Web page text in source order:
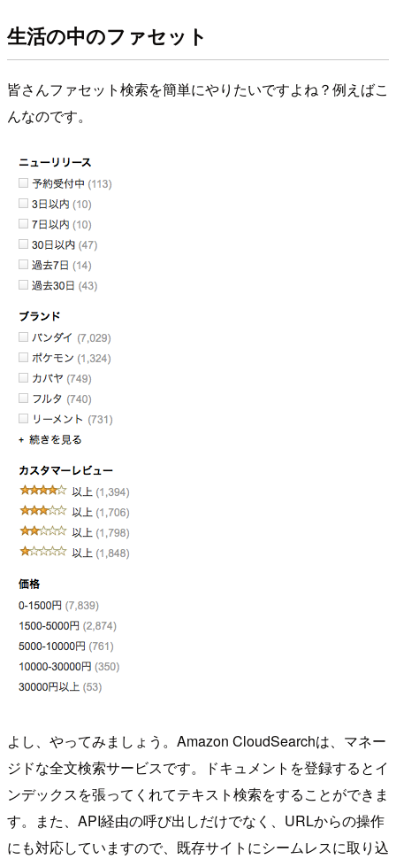
生活の中のファセット
皆さんファセット検索を簡単にやりたいですよね？例えばこ
んなのです。
よし、やってみましょう。Amazon CloudSearchは、マネー
ジドな全文検索サービスです。ドキュメントを登録するとイ
ンデックスを張ってくれてテキスト検索をすることができま
す。また、API経由の呼び出しだけでなく、URLからの操作
にも対応していますので、既存サイトにシームレスに取り込